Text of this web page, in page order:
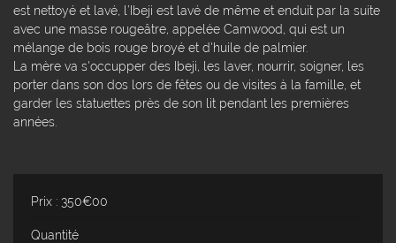
est nettoyé et lavé, l’Ibeji est lavé de même et enduit par la suite
avec une masse rougeâtre, appelée Camwood, qui est un
mélange de bois rouge broyé et d'huile de palmier.
La mère va s'occupper des Ibeji, les laver, nourrir, soigner, les
porter dans son dos lors de fêtes ou de visites à la famille, et
garder les statuettes près de son lit pendant les premières
années.
Prix : 350€00
Quantité